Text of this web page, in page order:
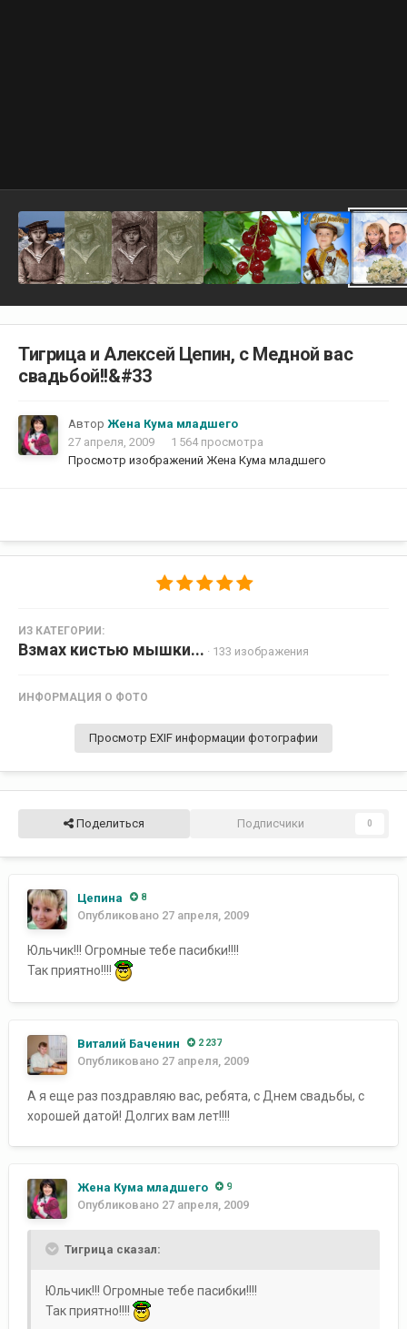
Тигрица и Алексей Цепин, с Медной вас
свадьбой!!&#33
Автор Жена Кума младшего
27 апреля, 2009
1 564 просмотра
Просмотр изображений Жена Кума младшего
ИЗ КАТЕГОРИИ:
Взмах кистью мышки... · 133 изображения
ИНФОРМАЦИЯ О ФОТО
Просмотр EXIF информации фотографии
Поделиться Подписчики 0
Цепина 8
Опубликовано 27 апреля, 2009
Юльчик!!! Огромные тебе пасибки!!!!
Так приятно!!!!
Виталий Баченин 2 237
Опубликовано 27 апреля, 2009
А я еще раз поздравляю вас, ребята, с Днем свадьбы, с
хорошей датой! Долгих вам лет!!!!
Жена Кума младшего 9
Опубликовано 27 апреля, 2009
Тигрица сказал:
Юльчик!!! Огромные тебе пасибки!!!!
Так приятно!!!!